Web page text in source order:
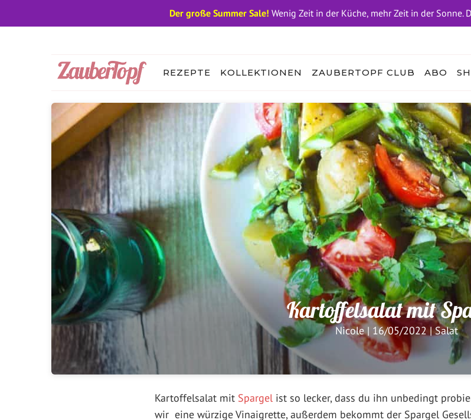
REZEPTE KOLLEKTIONEN ZAUBERTOPF CLUB ABO
Kartoffelsalat mit
Nicole| 16/05/2022|Salat
Kartoffelsalat mit Spargel ist so lecker, dass du ihn unbedingt
wir eine würzige Vinaigrette, außerdem bekommt der Spargel
Der große Summer Sale! Wenig Zeit in der Küche, mehr Zeit in der Sonne.